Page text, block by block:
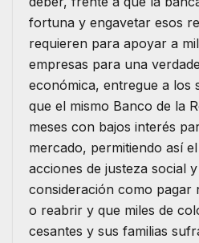
fortuna y engavetar esos
requieren para apoyar a
empresas para una
económica, entregue a los
que el mismo Banco de la
meses con bajos interés
mercado, permitiendo así
acciones de justeza social
consideración como pagar
o reabrir y que miles de
cesantes y sus familias